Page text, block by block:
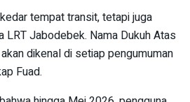
tempat transit, tetapi juga
LRT Jabodebek. Nama Dukuh Atas
dikenal di setiap pengumuman
Fuad.